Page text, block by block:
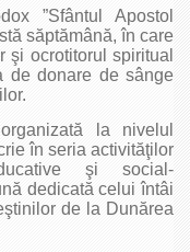
”Sfântul Apostol
săptămână, în care
şi ocrotitorul spiritual
de donare de sânge
la nivelul
în seria activităţilor
şi social-
dedicată celui întâi
de la Dunărea